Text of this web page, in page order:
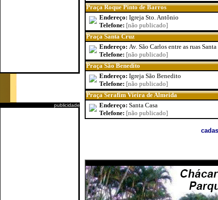
publicidade
Praça Roque Pinto de Barros
Endereço: Igreja Sto. Antônio
Telefone: [não publicado]
Praça Santa Cruz
Endereço: Av. São Carlos entre as ruas
Telefone: [não publicado]
Praça São Benedito
Endereço: Igreja São Benedito
Telefone: [não publicado]
Praça Serafim Vieira de Almeida
Endereço: Santa Casa
Telefone: [não publicado]